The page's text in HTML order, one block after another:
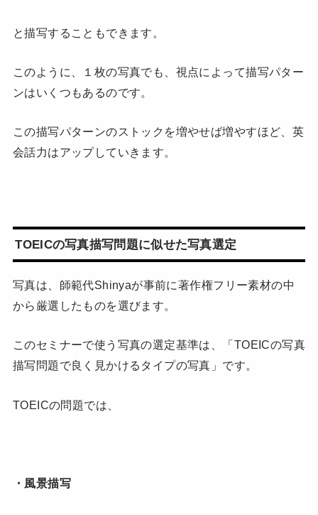
と描写することもできます。
このように、１枚の写真でも、視点によって描写パター
ンはいくつもあるのです。
この描写パターンのストックを増やせば増やすほど、英
会話力はアップしていきます。
TOEICの写真描写問題に似せた写真選定
写真は、師範代Shinyaが事前に著作権フリー素材の中
から厳選したものを選びます。
このセミナーで使う写真の選定基準は、「TOEICの写真
描写問題で良く見かけるタイプの写真」です。
TOEICの問題では、
・風景描写